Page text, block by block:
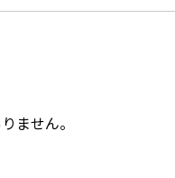
ません。